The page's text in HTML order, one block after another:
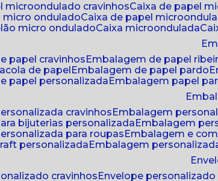
microondulado cravinhos
caixa de papel
micro ondulado
caixa de papel
micro ondulado
caixa microondulada
papel cravinhos
embalagem de papel
de papel
embalagem de papel pardo
papel personalizada
embalagem papel
cravinhos
embalagem
bijuterias personalizada
embalagem
para roupas
embalagem e
personalizada
embalagem
cravinhos
envelope